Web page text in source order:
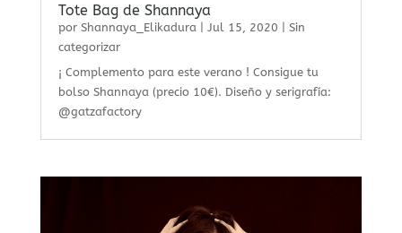
Tote Bag de Shannaya
por Shannaya_Elikadura Jul 15, 2020
Sin
categorizar
¡ Complemento para este verano ! Consigue tu
bolso Shannaya (precio 10€). Diseño y serigrafía:
@gatzafactory